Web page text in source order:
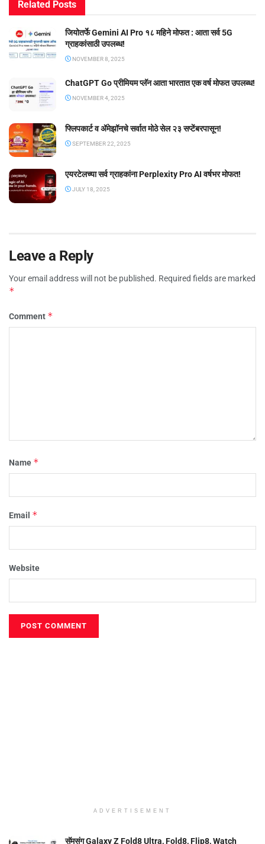
Related Posts
जियोतर्फे Gemini AI Pro १८ महिने मोफत : आता सर्व 5G
ग्राहकांसाठी उपलब्ध!
NOVEMBER 8, 2025
ChatGPT Go प्रीमियम प्लॅन आता भारतात एक वर्ष मोफत उपलब्ध!
NOVEMBER 4, 2025
फ्लिपकार्ट व ॲमेझॉनचे सर्वात मोठे सेल २३ सप्टेंबरपासून!
SEPTEMBER 22, 2025
एयरटेलच्या सर्व ग्राहकांना Perplexity Pro AI वर्षभर मोफत!
JULY 18, 2025
Leave a Reply
Your email address will not be published. Required fields are marked
*
Comment *
Name *
Email *
Website
ADVERTISEMENT
सॅमसंग Galaxy Z Fold8 Ultra, Fold8, Flip8, Watch